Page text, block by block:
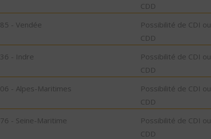
CDD
85 - Vendée
Possibilité de CDI ou
CDD
36 - Indre
Possibilité de CDI ou
CDD
06 - Alpes-Maritimes
Possibilité de CDI ou
CDD
76 - Seine-Maritime
Possibilité de CDI ou
CDD